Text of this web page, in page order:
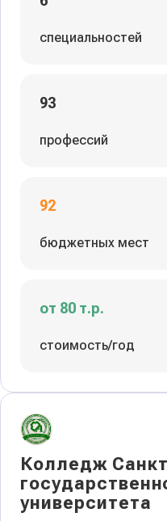
специальностей
93
профессий
92
бюджетных мест
от 80 т.р.
стоимость/год
Колледж
университета